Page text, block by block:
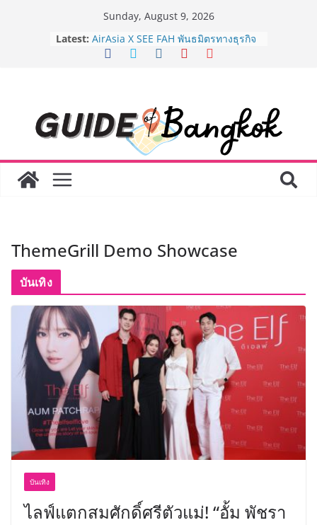
Sunday, August 9, 2026
Latest: AirAsia X SEE FAH พันธมิตรทางธุรกิจ
ยาวนานกว่า 20 ปี ต่อยอดเสิร์ฟความ
“BIO TRADE CONNECT 2026” ยก
ระดับผลิตภัณฑ์ท้องถิ่นสู่ตลาดเชิง
พาณิชย์อย่างยั่งยืน
LORDNINE จัดศึกคนดังสายเกม ไทย
ปะทะ ฟิลิปปินส์ ใน “Rise of the Tenth
มหาวิทยาลัยเท่านั้น แต่ยังเตรียมพวก
ประเทศ จัดประชุมใหญ่แห่งปี พบ CEO
“ดร.ปิยะวัฒน์” ถ่ายทอดวิสัยทัศน์ธุรกิจ
พร้อมฟรีคอนเสิร์ต “โชค รถแห่” ยกวง
ThemeGrill Demo Showcase
บันเทิง
บันเทิง
ไลฟ์แตกสมศักดิ์ศรีตัวแม่! “อั้ม พัชรา